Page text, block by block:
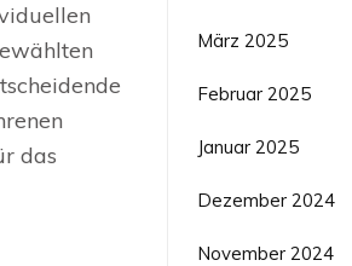
das
März 2025
Februar 2025
Januar 2025
Dezember 2024
November 2024